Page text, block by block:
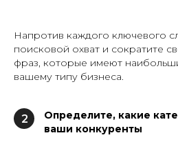
Напротив каждого ключевого
поисковой охват и сократите
фраз, которые имеют
вашему типу бизнеса.
2
Определите, какие
ваши конкуренты